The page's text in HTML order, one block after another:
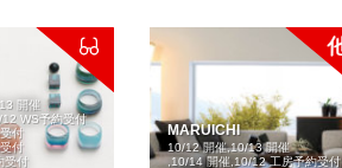
開催
WS予約受付
付
付
受付
MARUICHI
10/12 開催 10/13 開催
10/14 開催 10/12 工房予約受付